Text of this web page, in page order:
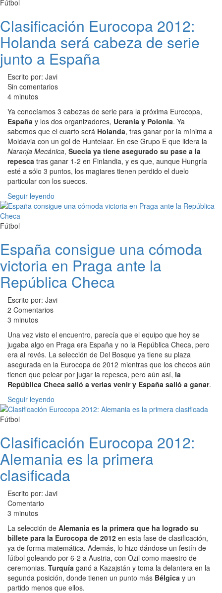
Fútbol
Clasificación Eurocopa 2012:
Holanda será cabeza de serie
junto a España
Escrito por: Javi
Sin comentarios
4 minutos
Ya conocíamos 3 cabezas de serie para la próxima Eurocopa,
España y los dos organizadores, Ucrania y Polonia. Ya
sabemos que el cuarto será Holanda, tras ganar por la mínima a
Moldavia con un gol de Huntelaar. En ese Grupo E que lidera la
Naranja Mecánica, Suecia ya tiene asegurado su pase a la
repesca tras ganar 1-2 en Finlandia, y es que, aunque Hungría
esté a sólo 3 puntos, los magiares tienen perdido el duelo
particular con los suecos.
Seguir leyendo
Fútbol
España consigue una cómoda
victoria en Praga ante la
República Checa
Escrito por: Javi
2 Comentarios
3 minutos
Una vez visto el encuentro, parecía que el equipo que hoy se
jugaba algo en Praga era España y no la República Checa, pero
era al revés. La selección de Del Bosque ya tiene su plaza
asegurada en la Eurocopa de 2012 mientras que los checos aún
tienen que pelear por jugar la repesca, pero aún así, la
República Checa salió a verlas venir y España salió a ganar.
Seguir leyendo
Fútbol
Clasificación Eurocopa 2012:
Alemania es la primera
clasificada
Escrito por: Javi
Comentario
3 minutos
La selección de Alemania es la primera que ha logrado su
billete para la Eurocopa de 2012 en esta fase de clasificación,
ya de forma matemática. Además, lo hizo dándose un festín de
fútbol goleando por 6-2 a Austria, con Ozil como maestro de
ceremonias. Turquía ganó a Kazajstán y toma la delantera en la
segunda posición, donde tienen un punto más Bélgica y un
partido menos que ellos.